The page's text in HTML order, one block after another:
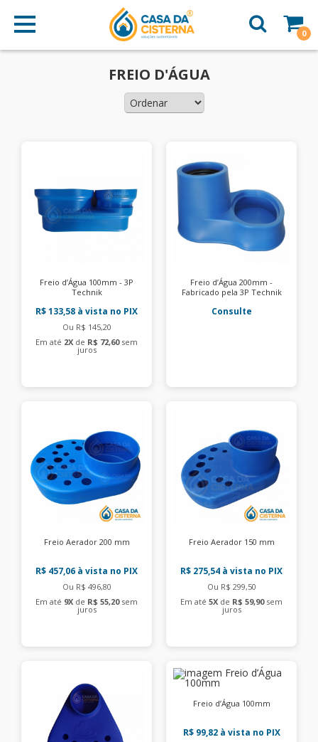
0
FREIO D'ÁGUA
Freio d’Água 100mm - 3P
Technik
R$ 133,58 à vista no PIX
Ou R$ 145,20
Em até 2X de R$ 72,60sem
juros
Freio d’Água 200mm -
Fabricado pela 3P Technik
Consulte
Freio Aerador 200 mm
R$ 457,06 à vista no PIX
Ou R$ 496,80
Em até 9X de R$ 55,20sem
juros
Freio Aerador 150 mm
R$ 275,54 à vista no PIX
Ou R$ 299,50
Em até 5X de R$ 59,90sem
juros
Freio d’Água 100mm
R$ 99,82à vista no PIX